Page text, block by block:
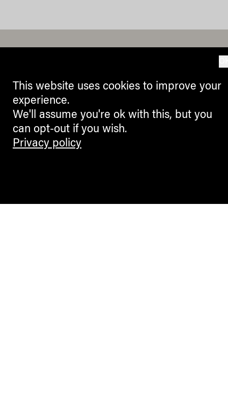
This website uses cookies to improve your
experience.
We'll assume you're ok with this, but you
can opt-out if you wish.
Privacy policy